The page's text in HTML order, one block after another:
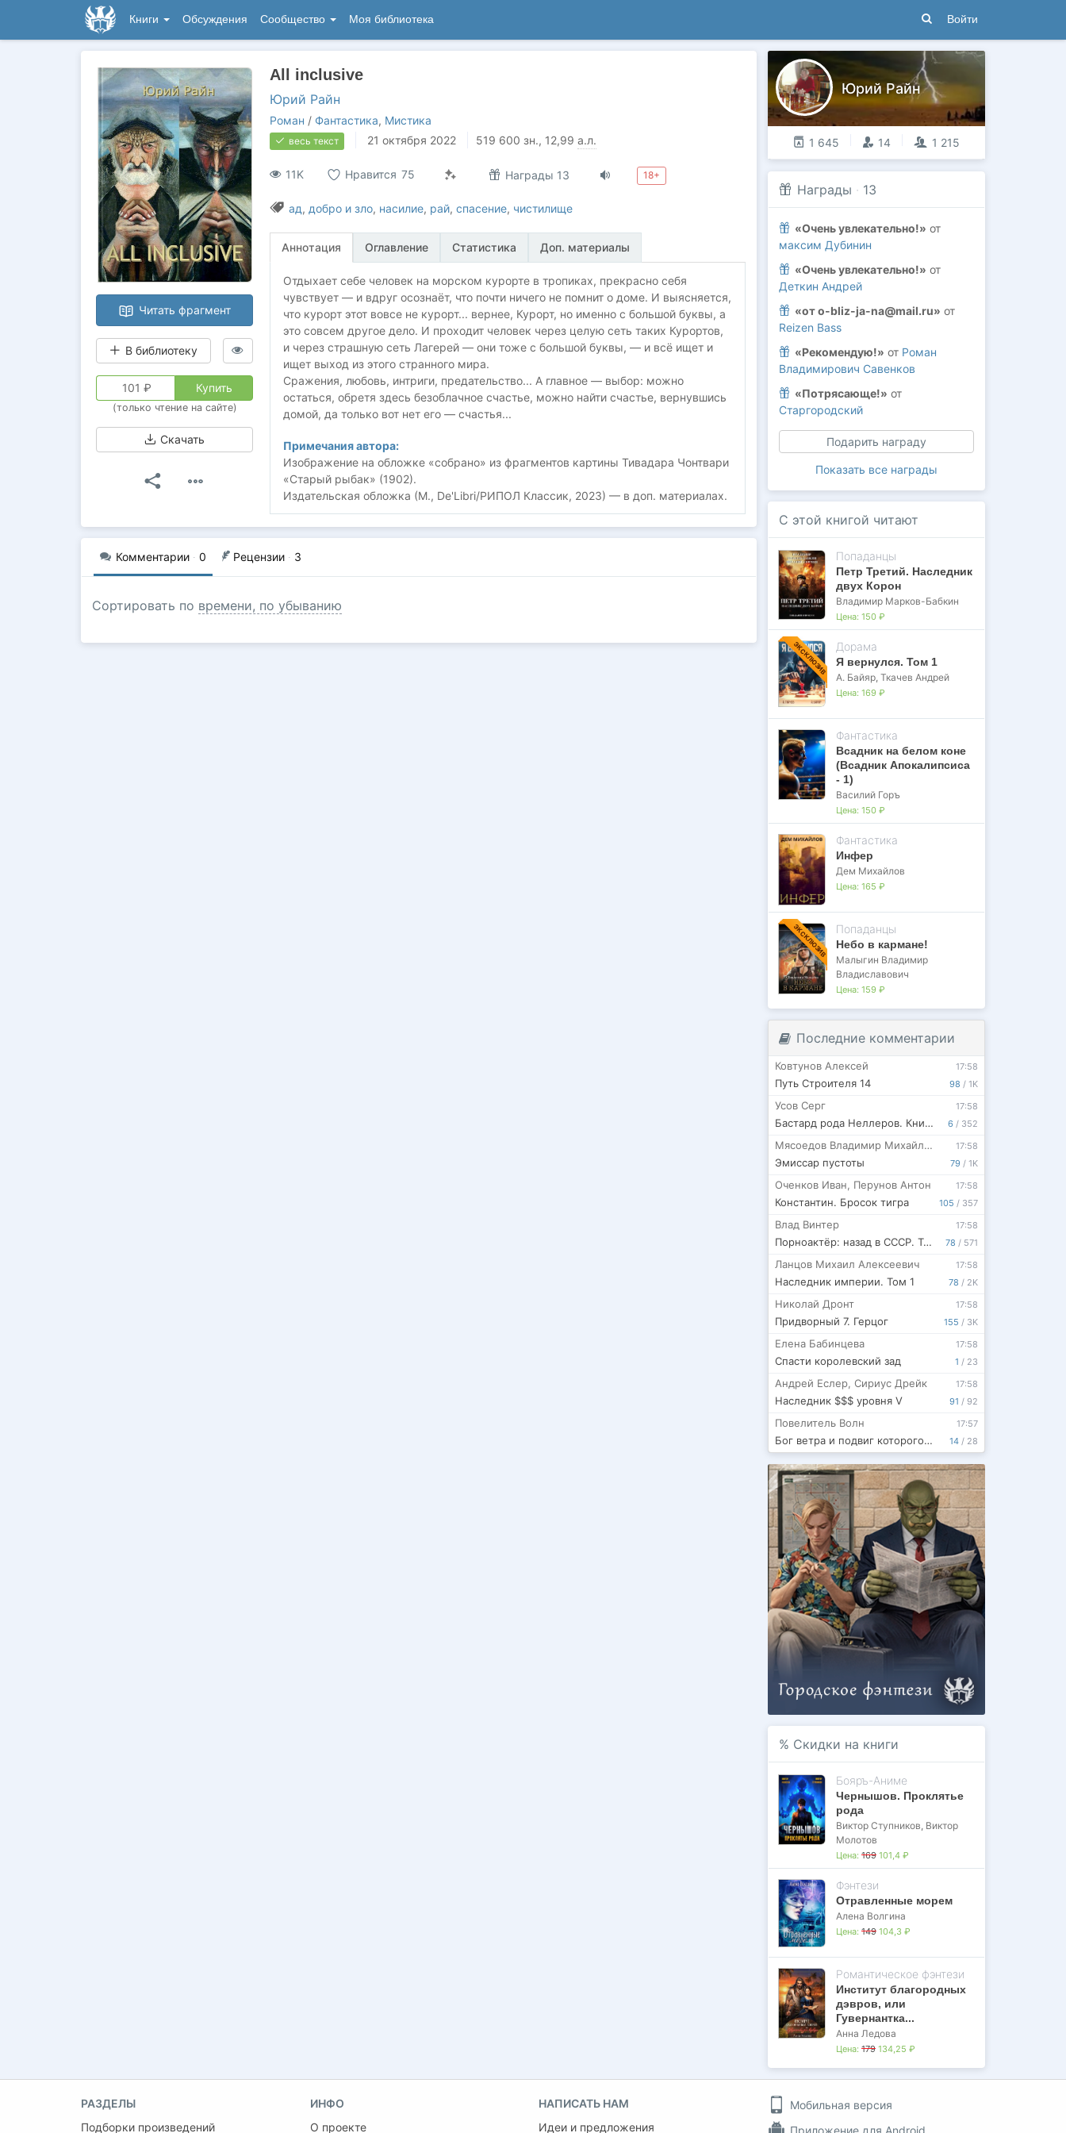
Книги Обсуждения Сообщество Моя библиотека Войти
Читать фрагмент
В библиотеку
101 ₽ Купить
(только чтение на сайте)
Скачать
All inclusive
Юрий Райн
Роман / Фантастика, Мистика
весь текст 21 октября 2022 519 600 зн., 12,99 а.л.
11K Нравится 75 Награды 13 18+
ад, добро и зло, насилие, рай, спасение, чистилище
Аннотация Оглавление Статистика Доп. материалы
Отдыхает себе человек на морском курорте в тропиках, прекрасно себя
чувствует — и вдруг осознаёт, что почти ничего не помнит о доме. И выясняется,
что курорт этот вовсе не курорт... вернее, Курорт, но именно с большой буквы, а
это совсем другое дело. И проходит человек через целую сеть таких Курортов,
и через страшную сеть Лагерей — они тоже с большой буквы, — и всё ищет и
ищет выход из этого странного мира.
Сражения, любовь, интриги, предательство... А главное — выбор: можно
остаться, обретя здесь безоблачное счастье, можно найти счастье, вернувшись
домой, да только вот нет его — счастья...
Примечания автора:
Изображение на обложке «собрано» из фрагментов картины Тивадара Чонтвари
«Старый рыбак» (1902).
Издательская обложка (М., De'Libri/РИПОЛ Классик, 2023) — в доп. материалах.
Комментарии · 0 Рецензии · 3
Сортировать по времени, по убыванию
Юрий Райн
1 645 14 1 215
Награды · 13
«Очень увлекательно!» от
максим Дубинин
«Очень увлекательно!» от
Деткин Андрей
«от o-bliz-ja-na@mail.ru» от
Reizen Bass
«Рекомендую!» от Роман
Владимирович Савенков
«Потрясающе!» от
Старгородский
Подарить награду
Показать все награды
С этой книгой читают
Попаданцы
Петр Третий. Наследник
двух Корон
Владимир Марков-Бабкин
Цена: 150 ₽
ЭКСКЛЮЗИВ Дорама
Я вернулся. Том 1
А. Байяр, Ткачев Андрей
Цена: 169 ₽
Фантастика
Всадник на белом коне
(Всадник Апокалипсиса
- 1)
Василий Горъ
Цена: 150 ₽
Фантастика
Инфер
Дем Михайлов
Цена: 165 ₽
ЭКСКЛЮЗИВ Попаданцы
Небо в кармане!
Малыгин Владимир
Владиславович
Цена: 159 ₽
Последние комментарии
98 / 1K
17:58
Ковтунов Алексей
Путь Строителя 14
6 / 352
17:58
Усов Серг
Бастард рода Неллеров. Книга 12
79 / 1K
17:58
Мясоедов Владимир Михайлович
Эмиссар пустоты
105 / 357
17:58
Оченков Иван, Перунов Антон
Константин. Бросок тигра
78 / 571
17:58
Влад Винтер
Порноактёр: назад в СССР. Том 2. БОКСЁР
78 / 2K
17:58
Ланцов Михаил Алексеевич
Наследник империи. Том 1
155 / 3K
17:58
Николай Дронт
Придворный 7. Герцог
1 / 23
17:58
Елена Бабинцева
Спасти королевский зад
91 / 92
17:58
Андрей Еслер, Сириус Дрейк
Наследник $$$ уровня V
14 / 28
17:57
Повелитель Волн
Бог ветра и подвиг которого не было
% Скидки на книги
Бояръ-Аниме
Чернышов. Проклятье
рода
Виктор Ступников Виктор
Молотов
Цена: 169 101,4 ₽
Фэнтези
Отравленные морем
Алена Волгина
Цена: 149 104,3 ₽
Романтическое фэнтези
Институт благородных
дэвров, или
Гувернантка...
Анна Ледова
Цена: 179 134,25 ₽
РАЗДЕЛЫ
Подборки произведений
ИНФО
О проекте
НАПИСАТЬ НАМ
Идеи и предложения
Мобильная версия
Приложение для Android